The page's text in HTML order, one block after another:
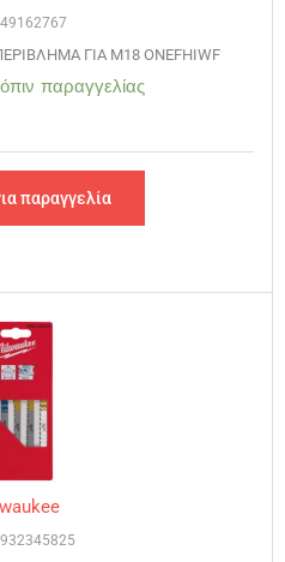
ΓΙΑ M18 ONEFHIWF
παραγγελίας
παραγγελία